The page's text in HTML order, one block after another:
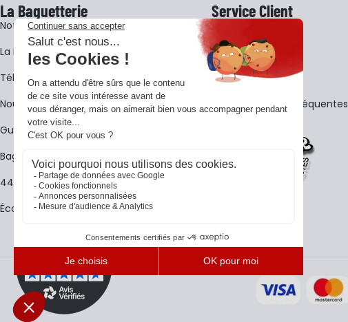
La Baguetterie
Notre histoire
La BagShow
​Télécharger le catalogue
Nous contacter
Guides La Baguetterie
Baguetterie Shop Online
44 ans de rencontres
Écoles
Service Client
Garantie 3 ans
CGV
FAQ - Questions Fréquentes